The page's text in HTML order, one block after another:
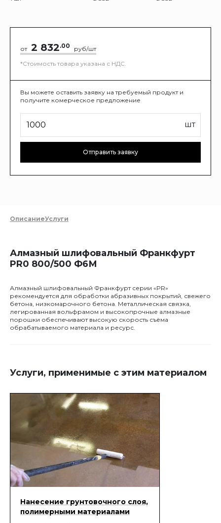
от 2 832.00
руб/шт
*Стоимость товара указана с НДС.
Вы можете оставить заявку на требуемый продукт и
получите комерческое предложение
шт
Отправить заявку
ОписаниеУслуги
Алмазный шлифовальный Франкфурт
PR0 800/500 Ф6М
Алмазный шлифовальный Франкфурт серии «PR»
рекомендуется для обработки абразивных покрытий, свежего
бетона, низкомарочного бетона. Металлическая связка,
легированная вольфрамом и высокопрочные алмазные
порошки обеспечивают высокую скорость съёма
обрабатываемого материала и ресурс.
Услуги, применимые с этим материалом
Нанесение грунтовочного слоя,
полимерными материалами